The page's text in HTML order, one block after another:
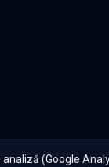
analiză (Google